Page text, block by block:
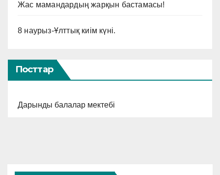
Жас мамандардың жарқын бастамасы!
8 наурыз-Ұлттық киім күні.
Посттар
Дарынды балалар мектебі